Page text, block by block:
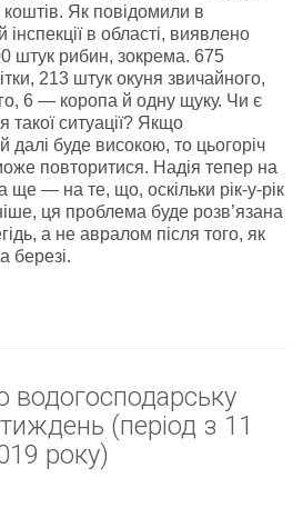
Як повідомили в
інспекції в області, виявлено
штук рибин, зокрема. 675
213 штук окуня звичайного,
6 — коропа й одну щуку. Чи є
такої ситуації? Якщо
далі буде високою, то цьогоріч
повторитися. Надія тепер на
ще — на те, що, оскільки рік-у-рік
ця проблема буде розв’язана
а не авралом після того, як
березі.
водогосподарську
(період з 11
року)